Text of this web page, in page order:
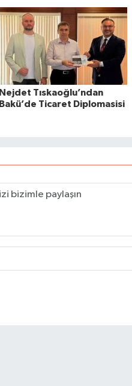
Nejdet Tıskaoğlu’ndan
Bakü’de Ticaret Diplomasisi